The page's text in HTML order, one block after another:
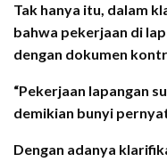
Tak hanya itu, dalam
bahwa pekerjaan di
dengan dokumen
“Pekerjaan lapangan
demikian bunyi
Dengan adanya